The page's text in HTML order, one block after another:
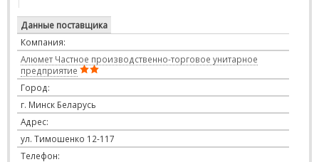
Данные поставщика
Компания:
Алюмет Частное производственно-торговое унитарное
предприятие
Город:
г. Минск Беларусь
Адрес:
ул. Тимошенко 12-117
Телефон: